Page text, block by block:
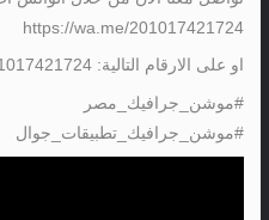
https://wa.me/201017421724
او على الارقام التالية: 01017421724 /01141501660
#موشن_جرافيك_مصر
#موشن_جرافيك_تطبيقات_جوال